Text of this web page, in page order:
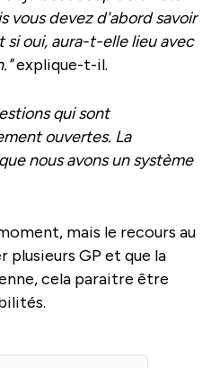
vous devez d'abord savoir
si oui, aura-t-elle lieu avec
explique-t-il.
qui sont
ouvertes. La
nous avons un système
mais le recours au
plusieurs GP et que la
cela paraitre être